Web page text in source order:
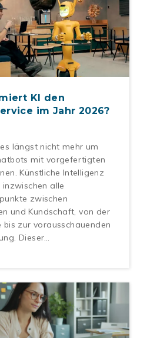
KI den
im Jahr 2026?
längst nicht mehr um
mit vorgefertigten
Künstliche Intelligenz
alle
zwischen
und Kundschaft, von der
bis zur vorausschauenden
Dieser…